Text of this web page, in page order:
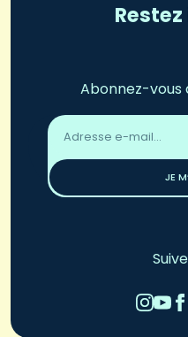
Abonnez-
Adresse
email
JE